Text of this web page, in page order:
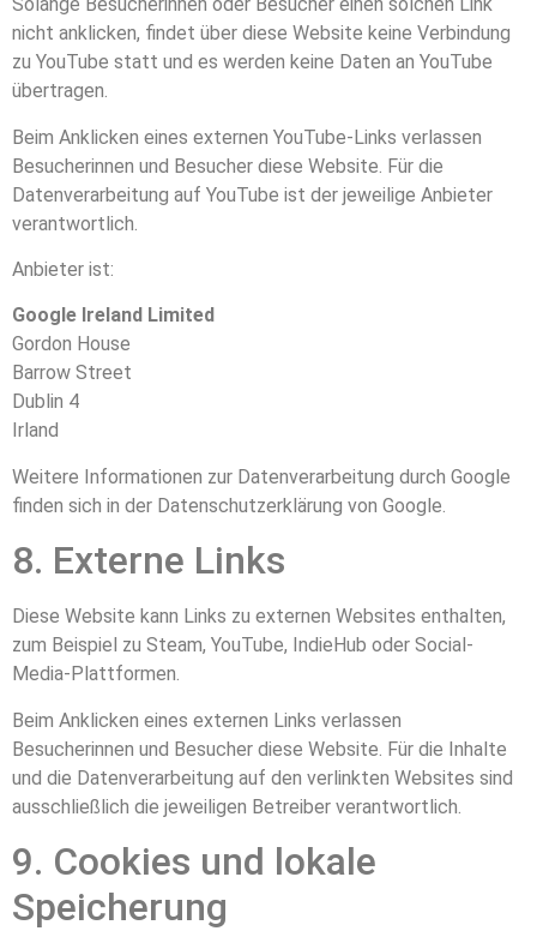
nicht anklicken, findet über diese Website keine Verbindung
zu YouTube statt und es werden keine Daten an YouTube
übertragen.
Beim Anklicken eines externen YouTube-Links verlassen
Besucherinnen und Besucher diese Website. Für die
Datenverarbeitung auf YouTube ist der jeweilige Anbieter
verantwortlich.
Anbieter ist:
Google Ireland Limited
Gordon House
Barrow Street
Dublin 4
Irland
Weitere Informationen zur Datenverarbeitung durch Google
finden sich in der Datenschutzerklärung von Google.
8. Externe Links
Diese Website kann Links zu externen Websites enthalten,
zum Beispiel zu Steam, YouTube, IndieHub oder Social-
Media-Plattformen.
Beim Anklicken eines externen Links verlassen
Besucherinnen und Besucher diese Website. Für die Inhalte
und die Datenverarbeitung auf den verlinkten Websites sind
ausschließlich die jeweiligen Betreiber verantwortlich.
9. Cookies und lokale
Speicherung